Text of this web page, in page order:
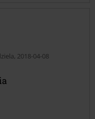
2018-04-08